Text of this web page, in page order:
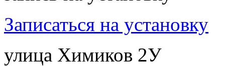
Записаться на установку
улица Химиков 2У